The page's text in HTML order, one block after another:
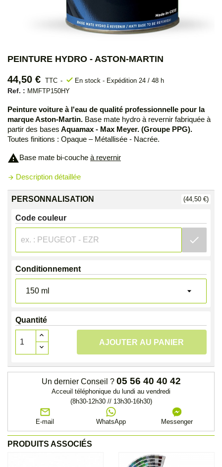
PEINTURE HYDRO - ASTON-MARTIN
44,50 € TTC check En stock - Expédition 24 / 48 h
Ref. : MMFTP150HY
Peinture voiture à l'eau de qualité professionnelle pour la
marque Aston-Martin. Base mate hydro à revernir fabriquée à
partir des bases Aquamax - Max Meyer. (Groupe PPG).
Toutes finitions : Opaque – Métallisée - Nacrée.
warningBase mate bi-couche à revernir
arrow_forward Description détaillée
PERSONNALISATION (44,50 €)
Code couleur
check
Conditionnement
Quantité
AJOUTER AU PANIER
Un dernier Conseil ? 05 56 40 40 42
Acceuil téléphonique du lundi au vendredi
(8h30-12h30 // 13h30-16h30)
E-mail WhatsApp Messenger
PRODUITS ASSOCIÉS